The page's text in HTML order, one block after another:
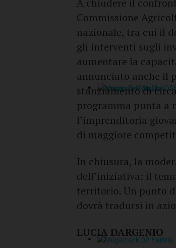
A chiudere il
Commissione
nazionale, tra cui il
gli interventi sugli
aumentare la
annunciato anche il
stanziamento di
programma punta a
l’imprenditoria
di maggiore
In chiusura, la
dell’iniziativa: il
territorio. Un punto
dovrà tradursi in
LUCIA DARGENIO